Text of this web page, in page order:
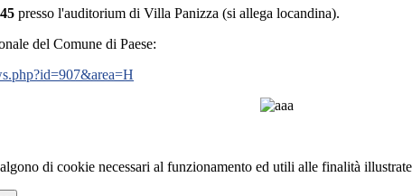
presso l'auditorium di Villa Panizza (si allega locandina).
del Comune di Paese:
id=907&area=H
di cookie necessari al funzionamento ed utili alle finalità